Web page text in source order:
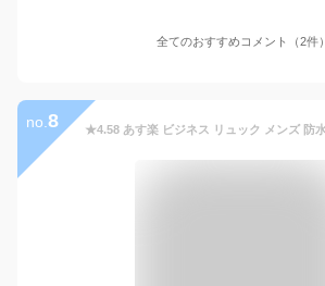
全てのおすすめコメント（2件）
no. 8